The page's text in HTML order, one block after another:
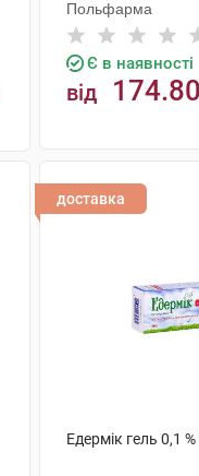
Польфарма
Є в наявності
від 174.80
доставка
Едермік гель 0,1